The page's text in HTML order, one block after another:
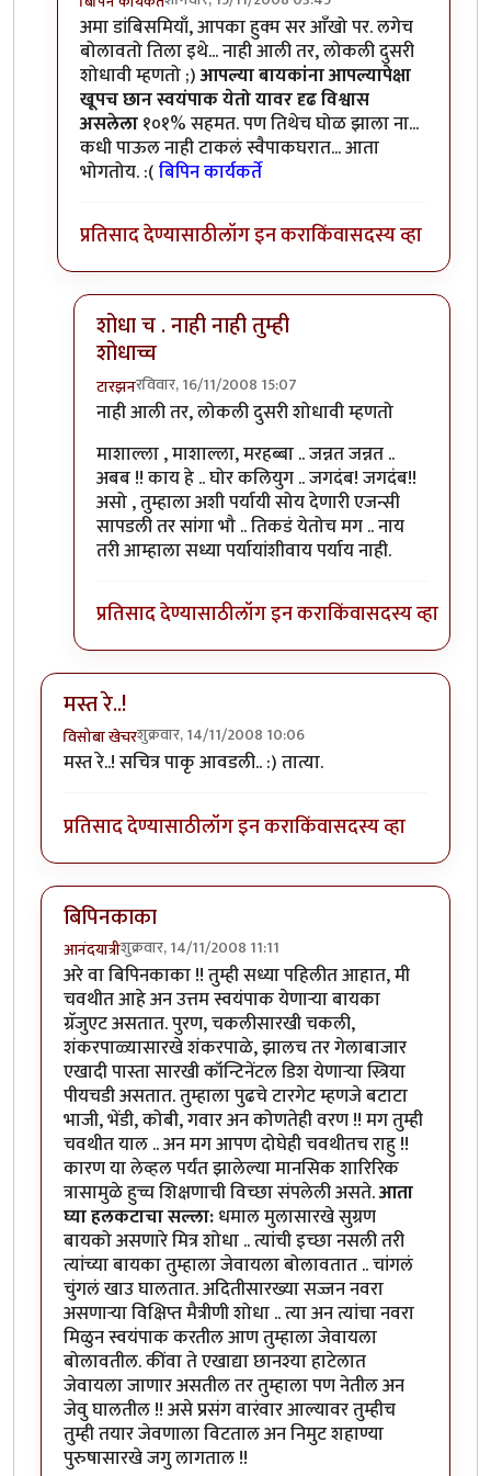
In reply toअरेरे!!!!byपिवळा डांबिस
अमा डांबिसमियाँ, आपका हुक्म सर आँखो पर. लगेच
बोलावतो तिला इथे... नाही आली तर, लोकली दुसरी
शोधावी म्हणतो ;)आपल्या बायकांना आपल्यापेक्षा
खूपच छान स्वयंपाक येतो यावर दृढ विश्वास
असलेला१०१% सहमत. पण तिथेच घोळ झाला ना...
कधी पाऊल नाही टाकलं स्वैपाकघरात... आता
भोगतोय. :(बिपिन कार्यकर्ते
प्रतिसाद देण्यासाठीलॉग इन कराकिंवासदस्य व्हा
शोधा च . नाही नाही तुम्ही
शोधाच्च
टारझनरविवार, 16/11/2008 15:07
In reply toजो हुक्म जनाब...byबिपिन कार्यकर्ते
नाही आली तर, लोकली दुसरी शोधावी म्हणतो
माशाल्ला , माशाल्ला, मरहब्बा .. जन्नत जन्नत ..
अबब !! काय हे .. घोर कलियुग .. जगदंब! जगदंब!!
असो , तुम्हाला अशी पर्यायी सोय देणारी एजन्सी
सापडली तर सांगा भौ .. तिकडं येतोच मग .. नाय
तरी आम्हाला सध्या पर्यायांशीवाय पर्याय नाही.
प्रतिसाद देण्यासाठीलॉग इन कराकिंवासदस्य व्हा
मस्त रे..!
विसोबा खेचरशुक्रवार, 14/11/2008 10:06
मस्त रे..! सचित्र पाकृ आवडली.. :) तात्या.
प्रतिसाद देण्यासाठीलॉग इन कराकिंवासदस्य व्हा
बिपिनकाका
आनंदयात्रीशुक्रवार, 14/11/2008 11:11
अरे वा बिपिनकाका !! तुम्ही सध्या पहिलीत आहात, मी
चवथीत आहे अन उत्तम स्वयंपाक येणार्‍या बायका
ग्रॅजुएट असतात. पुरण, चकलीसारखी चकली,
शंकरपाळ्यासारखे शंकरपाळे, झालच तर गेलाबाजार
एखादी पास्ता सारखी कॉन्टिनेंटल डिश येणार्‍या स्त्रिया
पीयचडी असतात. तुम्हाला पुढचे टारगेट म्हणजे बटाटा
भाजी, भेंडी, कोबी, गवार अन कोणतेही वरण !! मग तुम्ही
चवथीत याल .. अन मग आपण दोघेही चवथीतच राहु !!
कारण या लेव्हल पर्यंत झालेल्या मानसिक शारिरिक
त्रासामुळे हुच्च शिक्षणाची विच्छा संपलेली असते.आता
घ्या हलकटाचा सल्ला:धमाल मुलासारखे सुग्रण
बायको असणारे मित्र शोधा .. त्यांची इच्छा नसली तरी
त्यांच्या बायका तुम्हाला जेवायला बोलावतात .. चांगलं
चुंगलं खाउ घालतात. अदितीसारख्या सज्जन नवरा
असणार्‍या विक्षिप्त मैत्रीणी शोधा .. त्या अन त्यांचा नवरा
मिळुन स्वयंपाक करतील आण तुम्हाला जेवायला
बोलावतील. कींवा ते एखाद्या छानश्या हाटेलात
जेवायला जाणार असतील तर तुम्हाला पण नेतील अन
जेवु घालतील !! असे प्रसंग वारंवार आल्यावर तुम्हीच
तुम्ही तयार जेवणाला विटताल अन निमुट शहाण्या
पुरुषासारखे जगु लागताल !!